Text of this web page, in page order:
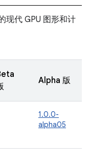
现代 GPU 图形和计
Alpha 版
1.0.0-
alpha05